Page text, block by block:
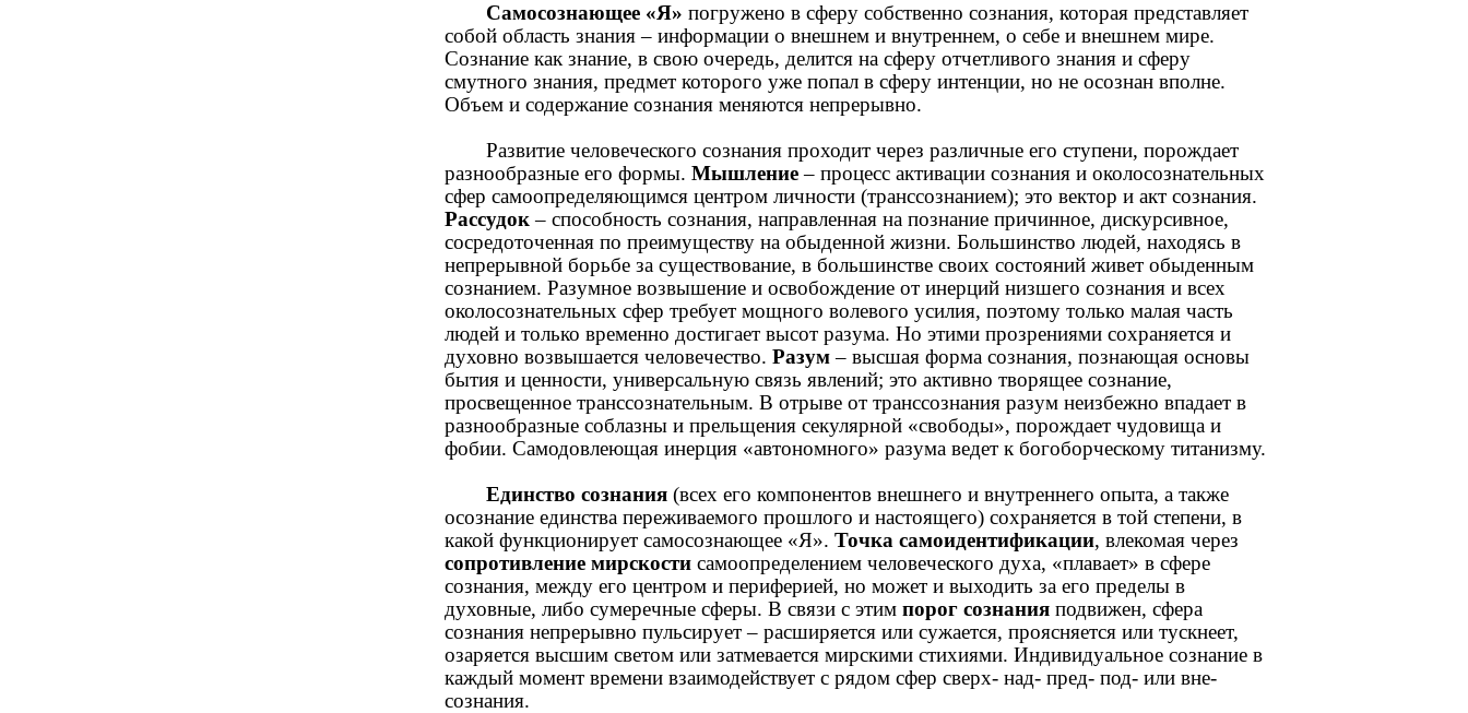
Самосознающее «Я» погружено в сферу собственно сознания, которая представляет
собой область знания – информации о внешнем и внутреннем, о себе и внешнем мире.
Сознание как знание, в свою очередь, делится на сферу отчетливого знания и сферу
смутного знания, предмет которого уже попал в сферу интенции, но не осознан вполне.
Объем и содержание сознания меняются непрерывно.
Развитие человеческого сознания проходит через различные его ступени, порождает
разнообразные его формы. Мышление– процесс активации сознания и околосознательных
сфер самоопределяющимся центром личности (транссознанием); это вектор и акт сознания.
Рассудок– способность сознания, направленная на познание причинное, дискурсивное,
сосредоточенная по преимуществу на обыденной жизни. Большинство людей, находясь в
непрерывной борьбе за существование, в большинстве своих состояний живет обыденным
сознанием. Разумное возвышение и освобождение от инерций низшего сознания и всех
околосознательных сфер требует мощного волевого усилия, поэтому только малая часть
людей и только временно достигает высот разума. Но этими прозрениями сохраняется и
духовно возвышается человечество. Разум– высшая форма сознания, познающая основы
бытия и ценности, универсальную связь явлений; это активно творящее сознание,
просвещенное транссознательным. В отрыве от транссознания разум неизбежно впадает в
разнообразные соблазны и прельщения секулярной «свободы», порождает чудовища и
фобии. Самодовлеющая инерция «автономного» разума ведет к богоборческому титанизму.
Единство сознания (всех его компонентов внешнего и внутреннего опыта, а также
осознание единства переживаемого прошлого и настоящего) сохраняется в той степени, в
какой функционирует самосознающее «Я». Точка самоидентификации, влекомая через
сопротивление мирскости самоопределением человеческого духа, «плавает» в сфере
сознания, между его центром и периферией, но может и выходить за его пределы в
духовные, либо сумеречные сферы. В связи с этим порог сознания подвижен, сфера
сознания непрерывно пульсирует – расширяется или сужается, проясняется или тускнеет,
озаряется высшим светом или затмевается мирскими стихиями. Индивидуальное сознание в
каждый момент времени взаимодействует с рядом сфер сверх- над- пред- под- или вне-
сознания.